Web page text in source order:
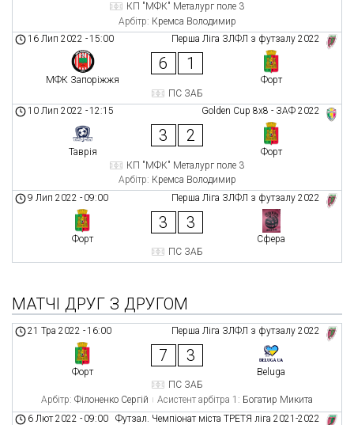
КП "МФК" Металург поле 3
Арбітр: Кремса Володимир
Перша Ліга ЗЛФЛ з футзалу 2022
16 Лип 2022 -15:00
МФК Запоріжжя
6 1
Форт
ПС ЗАБ
Golden Cup 8х8 - ЗАФ 2022
10 Лип 2022 -12:15
Таврія
3 2
Форт
КП "МФК" Металург поле 3
Арбітр: Кремса Володимир
Перша Ліга ЗЛФЛ з футзалу 2022
9 Лип 2022 - 09:00
Форт
3 3
Сфера
ПС ЗАБ
МАТЧІ ДРУГ З ДРУГОМ
Перша Ліга ЗЛФЛ з футзалу 2022
21 Тра 2022 -16:00
Форт
7 3
Beluga
ПС ЗАБ
Арбітр: Філоненко Сергій Асистент арбітра 1: Богатир Микита
Футзал. Чемпіонат міста ТРЕТЯ ліга 2021-2022
6 Лют 2022 - 09:00